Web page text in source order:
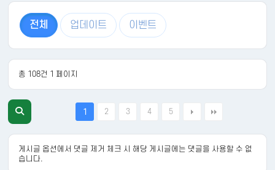
전체 업데이트 이벤트
총 108건 1 페이지
1 2 3 4 5
게시글 옵션에서 댓글 제거 체크 시 해당 게시글에는 댓글을 사용할 수 없
습니다.